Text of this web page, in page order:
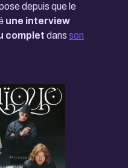
depuis que le
une interview
complet dans son